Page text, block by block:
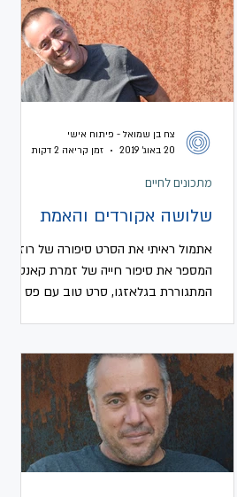
שלושה אקורדים והאמת
אתמול ראיתי את הסרט סיפורה של רוזי
המספר את סיפור חייה של זמרת קאנטרי
המתגוררת בגלאזגו, סרט טוב עם פס קול
מתכונים לחיים
צח בן שמואל - פיתוח אישי
20 באוג׳ 2019
זמן קריאה 2 דקות